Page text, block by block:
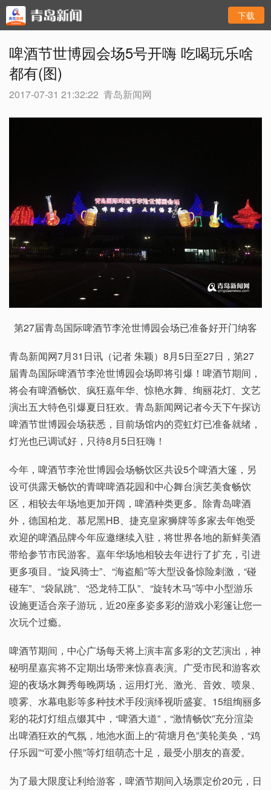
下载
啤酒节世博园会场5号开嗨 吃喝玩乐啥
都有(图)
2017-07-31 21:32:22 青岛新闻网
第27届青岛国际啤酒节李沧世博园会场已准备好开门纳客
青岛新闻网7月31日讯（记者 朱颖）8月5日至27日，第27
届青岛国际啤酒节李沧世博园会场即将引爆！啤酒节期间，
将会有啤酒畅饮、疯狂嘉年华、惊艳水舞、绚丽花灯、文艺
演出五大特色引爆夏日狂欢。青岛新闻网记者今天下午探访
啤酒节世博园会场获悉，目前场馆内的霓虹灯已准备就绪，
灯光也已调试好，只待8月5日狂嗨！
今年，啤酒节李沧世博园会场畅饮区共设5个啤酒大篷，另
设可供露天畅饮的青啤啤酒花园和中心舞台演艺美食畅饮
区，相较去年场地更加开阔，啤酒种类更多。除青岛啤酒
外，德国柏龙、慕尼黑HB、捷克皇家狮牌等多家去年饱受
欢迎的啤酒品牌今年应邀继续入驻，将世界各地的新鲜美酒
带给参节市民游客。嘉年华场地相较去年进行了扩充，引进
更多项目。“旋风骑士”、“海盗船”等大型设备惊险刺激，“碰
碰车”、“袋鼠跳”、“恐龙特工队”、“旋转木马”等中小型游乐
设施更适合亲子游玩，近20座多姿多彩的游戏小彩篷让您一
次玩个过瘾。
啤酒节期间，中心广场每天将上演丰富多彩的文艺演出，神
秘明星嘉宾将不定期出场带来惊喜表演。广受市民和游客欢
迎的夜场水舞秀每晚两场，运用灯光、激光、音效、喷泉、
喷雾、水幕电影等多种技术手段演绎视听盛宴。15组绚丽多
彩的花灯灯组点缀其中，“啤酒大道”，“激情畅饮”充分渲染
出啤酒狂欢的气氛，地池水面上的“荷塘月色”美轮美奂，“鸡
仔乐园”“可爱小熊”等灯组萌态十足，最受小朋友的喜爱。
为了最大限度让利给游客，啤酒节期间入场票定价20元，日